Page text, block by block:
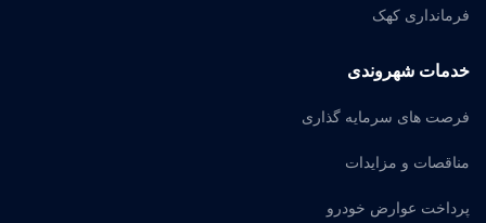
فرمانداری کهک
خدمات شهروندی
فرصت های سرمایه گذاری
مناقصات و مزایدات
پرداخت عوارض خودرو